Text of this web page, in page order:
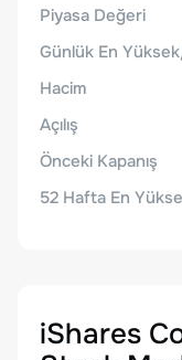
Piyasa Değeri
Günlük En
Hacim
Açılış
Önceki Kapanış
52 Hafta En
iShares